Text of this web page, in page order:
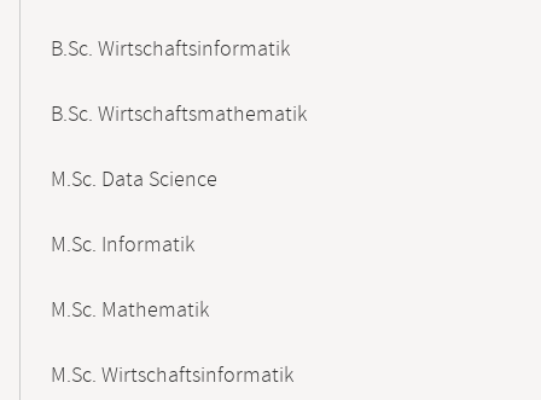
B.Sc. Wirtschaftsinformatik
B.Sc. Wirtschaftsmathematik
M.Sc. Data Science
M.Sc. Informatik
M.Sc. Mathematik
M.Sc. Wirtschaftsinformatik